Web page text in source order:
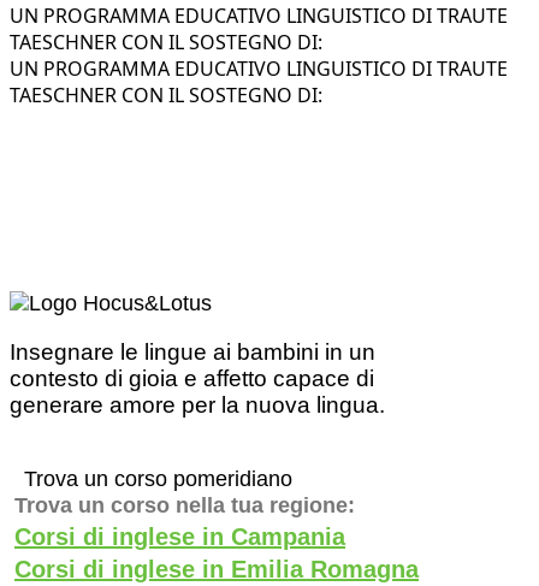
UN PROGRAMMA EDUCATIVO LINGUISTICO DI TRAUTE
TAESCHNER CON IL SOSTEGNO DI:
UN PROGRAMMA EDUCATIVO LINGUISTICO DI TRAUTE
TAESCHNER CON IL SOSTEGNO DI:
Insegnare le lingue ai bambini in un
contesto di gioia e affetto capace di
generare amore per la nuova lingua.
Trova un corso pomeridiano
Trova un corso nella tua regione:
Corsi di inglese in Campania
Corsi di inglese in Emilia Romagna